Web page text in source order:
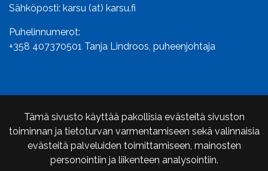
Tämä sivusto käyttää pakollisia evästeitä sivuston
toiminnan ja tietoturvan varmentamiseen sekä valinnaisia
evästeitä palveluiden toimittamiseen, mainosten
personointiin ja liikenteen analysointiin.
Sähköposti: karsu (at) karsu.fi
Puhelinnumerot:
+358 407370501 Tanja Lindroos, puheenjohtaja
Varaus- ja peruutusehdot
Tietosuojaseloste